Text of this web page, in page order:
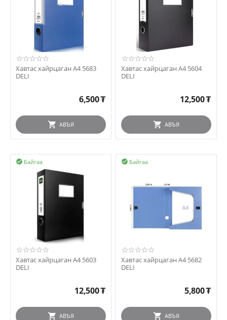
Хавтас хайрцаган А4 5683
DELI
6,500₮
АВЪЯ
Хавтас хайрцаган А4 5604
DELI
12,500₮
АВЪЯ
Байгаа

Хавтас хайрцаган А4 5603
DELI
12,500₮
АВЪЯ
Байгаа

Хавтас хайрцаган А4 5682
DELI
5,800₮
АВЪЯ